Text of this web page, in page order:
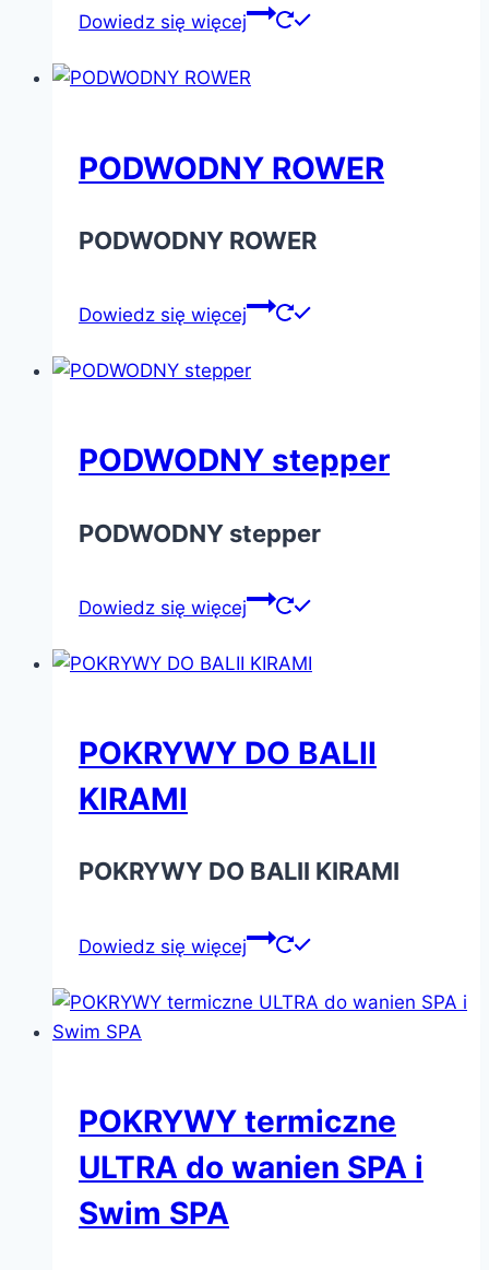
Dowiedz się więcej
PODWODNY ROWER
PODWODNY ROWER
Dowiedz się więcej
PODWODNY stepper
PODWODNY stepper
Dowiedz się więcej
POKRYWY DO BALII
KIRAMI
POKRYWY DO BALII KIRAMI
Dowiedz się więcej
POKRYWY termiczne
ULTRA do wanien SPA i
Swim SPA